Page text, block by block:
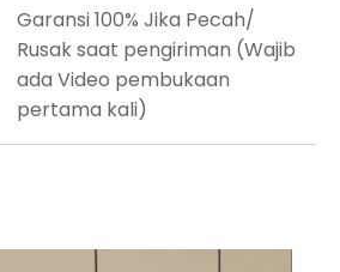
Garansi 100% Jika Pecah/
Rusak saat pengiriman (Wajib
ada Video pembukaan
pertama kali)